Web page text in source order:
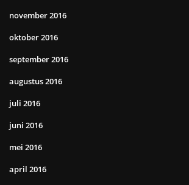
november 2016
oktober 2016
september 2016
augustus 2016
juli 2016
juni 2016
mei 2016
april 2016